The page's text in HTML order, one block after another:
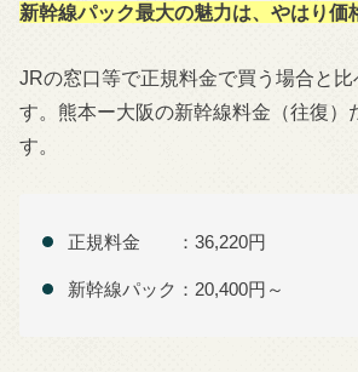
新幹線パック最大の魅力は、やはり価
JRの窓口等で正規料金で買う場合と
す。熊本ー大阪の新幹線料金（往復）
す。
正規料金 ：36,220円
新幹線パック：20,400円～